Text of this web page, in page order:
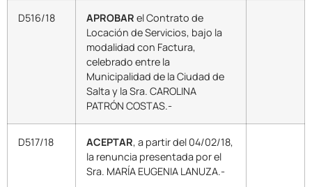
D516/18 APROBAR el Contrato de
Locación de Servicios, bajo la
modalidad con Factura,
celebrado entre la
Municipalidad de la Ciudad de
Salta y la Sra. CAROLINA
PATRÓN COSTAS.-
D517/18 ACEPTAR, a partir del 04/02/18,
la renuncia presentada por el
Sra. MARÍA EUGENIA LANUZA.-